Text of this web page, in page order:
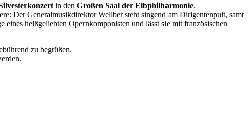
in den Großen Saal der Elbphilharmonie.
Der Generalmusikdirektor Wellber steht singend am Dirigentenpult, samt
eines heißgeliebten Opernkomponisten und lässt sie mit französischen
zu begrüßen.